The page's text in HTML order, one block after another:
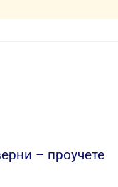
– проучете